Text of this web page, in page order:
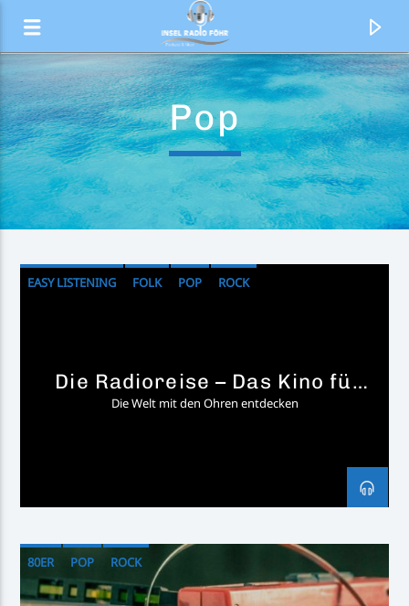
Wir sagen danke schön (HBz &
Raphael Maier Remix)
HBz & Die Flippers
Pop
EASY LISTENING FOLK POP ROCK
Die Radioreise – Das Kino für
die Ohren
Die Welt mit den Ohren entdecken
80ER POP ROCK